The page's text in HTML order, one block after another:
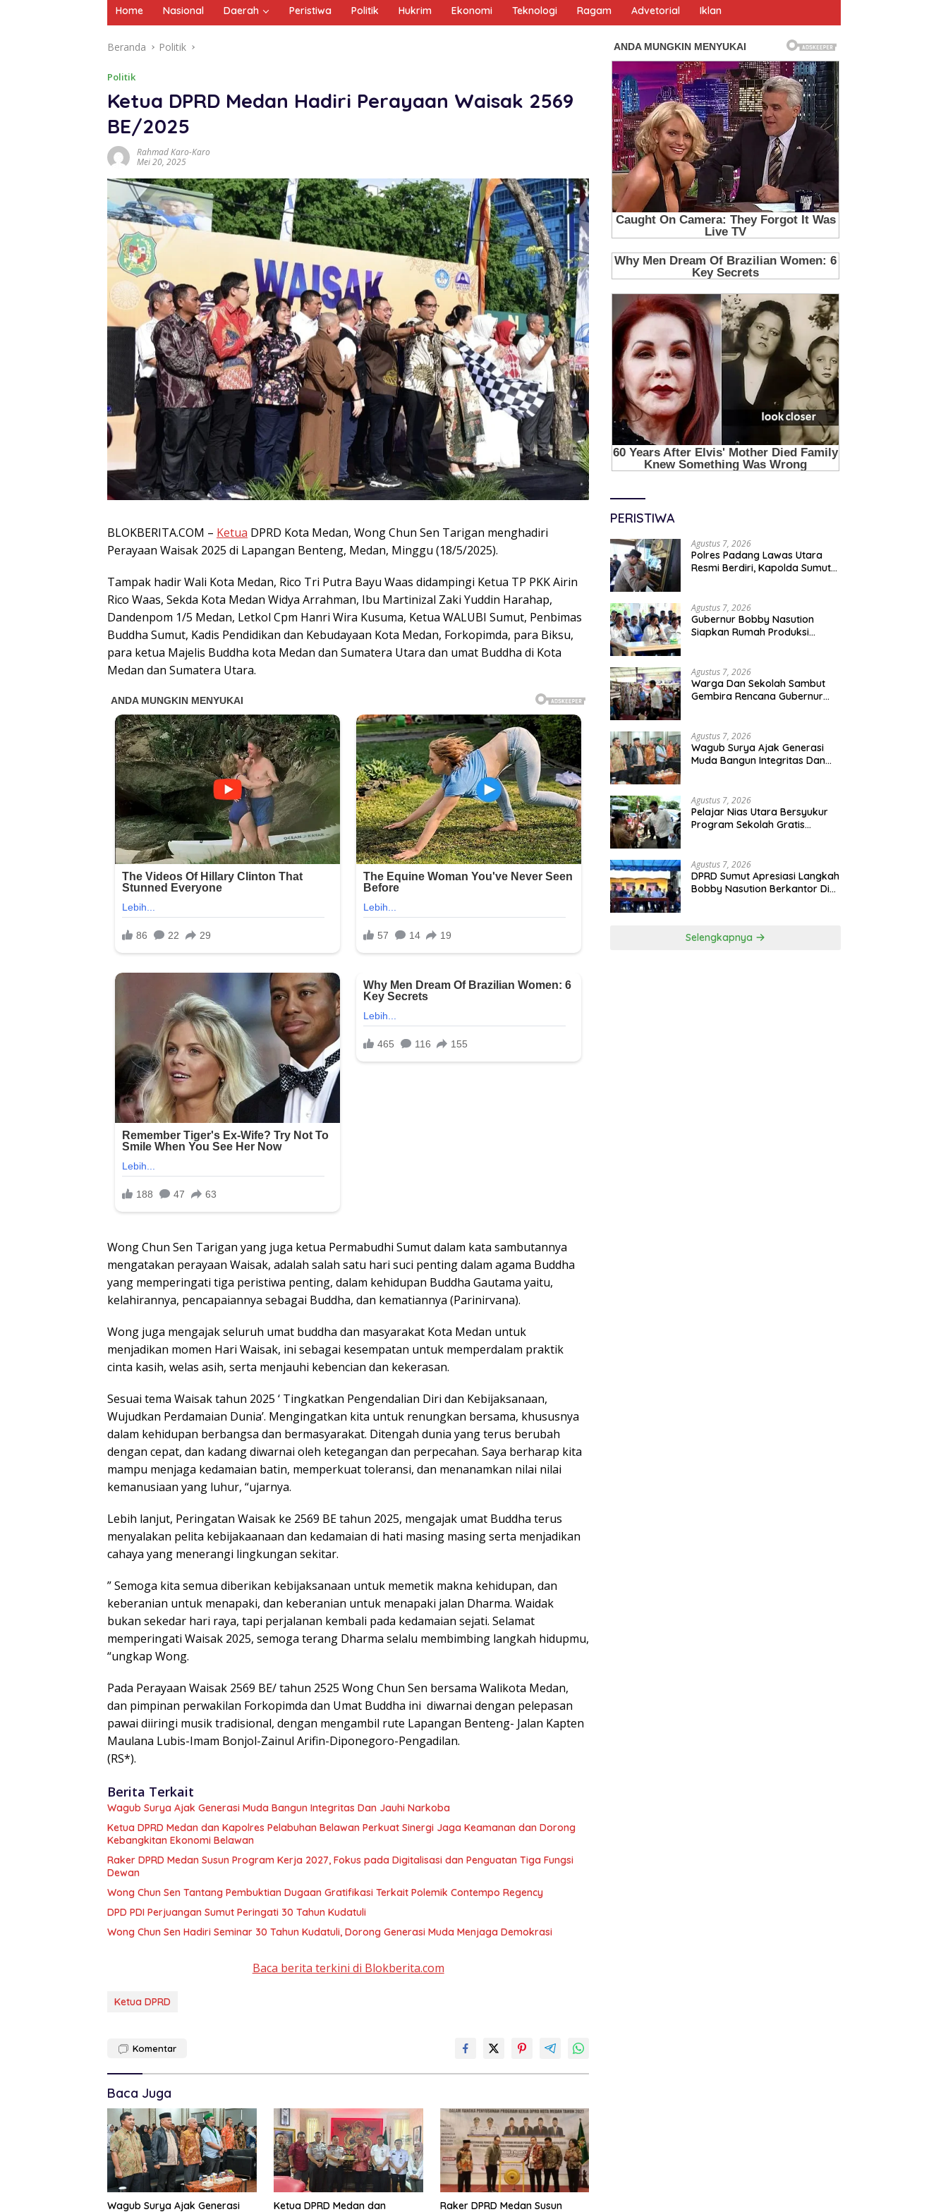
Home Nasional Daerah Peristiwa Politik Hukrim Ekonomi Teknologi Ragam Advetorial Iklan
Beranda Politik
Politik
Ketua DPRD Medan Hadiri Perayaan Waisak 2569
BE/2025
Rahmad Karo-Karo
Mei 20, 2025
BLOKBERITA.COM – Ketua DPRD Kota Medan, Wong Chun Sen Tarigan menghadiri
Perayaan Waisak 2025 di Lapangan Benteng, Medan, Minggu (18/5/2025).
Tampak hadir Wali Kota Medan, Rico Tri Putra Bayu Waas didampingi Ketua TP PKK Airin
Rico Waas, Sekda Kota Medan Widya Arrahman, Ibu Martinizal Zaki Yuddin Harahap,
Dandenpom 1/5 Medan, Letkol Cpm Hanri Wira Kusuma, Ketua WALUBI Sumut, Penbimas
Buddha Sumut, Kadis Pendidikan dan Kebudayaan Kota Medan, Forkopimda, para Biksu,
para ketua Majelis Buddha kota Medan dan Sumatera Utara dan umat Buddha di Kota
Medan dan Sumatera Utara.
Wong Chun Sen Tarigan yang juga ketua Permabudhi Sumut dalam kata sambutannya
mengatakan perayaan Waisak, adalah salah satu hari suci penting dalam agama Buddha
yang memperingati tiga peristiwa penting, dalam kehidupan Buddha Gautama yaitu,
kelahirannya, pencapaiannya sebagai Buddha, dan kematiannya (Parinirvana).
Wong juga mengajak seluruh umat buddha dan masyarakat Kota Medan untuk
menjadikan momen Hari Waisak, ini sebagai kesempatan untuk memperdalam praktik
cinta kasih, welas asih, serta menjauhi kebencian dan kekerasan.
Sesuai tema Waisak tahun 2025 ‘ Tingkatkan Pengendalian Diri dan Kebijaksanaan,
Wujudkan Perdamaian Dunia’. Mengingatkan kita untuk renungkan bersama, khususnya
dalam kehidupan berbangsa dan bermasyarakat. Ditengah dunia yang terus berubah
dengan cepat, dan kadang diwarnai oleh ketegangan dan perpecahan. Saya berharap kita
mampu menjaga kedamaian batin, memperkuat toleransi, dan menanamkan nilai nilai
kemanusiaan yang luhur, “ujarnya.
Lebih lanjut, Peringatan Waisak ke 2569 BE tahun 2025, mengajak umat Buddha terus
menyalakan pelita kebijakaanaan dan kedamaian di hati masing masing serta menjadikan
cahaya yang menerangi lingkungan sekitar.
” Semoga kita semua diberikan kebijaksanaan untuk memetik makna kehidupan, dan
keberanian untuk menapaki, dan keberanian untuk menapaki jalan Dharma. Waidak
bukan sekedar hari raya, tapi perjalanan kembali pada kedamaian sejati. Selamat
memperingati Waisak 2025, semoga terang Dharma selalu membimbing langkah hidupmu,
“ungkap Wong.
Pada Perayaan Waisak 2569 BE/ tahun 2525 Wong Chun Sen bersama Walikota Medan,
dan pimpinan perwakilan Forkopimda dan Umat Buddha ini diwarnai dengan pelepasan
pawai diiringi musik tradisional, dengan mengambil rute Lapangan Benteng- Jalan Kapten
Maulana Lubis-Imam Bonjol-Zainul Arifin-Diponegoro-Pengadilan.
(RS*).
Berita Terkait
Wagub Surya Ajak Generasi Muda Bangun Integritas Dan Jauhi Narkoba
Ketua DPRD Medan dan Kapolres Pelabuhan Belawan Perkuat Sinergi Jaga Keamanan dan Dorong
Kebangkitan Ekonomi Belawan
Raker DPRD Medan Susun Program Kerja 2027, Fokus pada Digitalisasi dan Penguatan Tiga Fungsi
Dewan
Wong Chun Sen Tantang Pembuktian Dugaan Gratifikasi Terkait Polemik Contempo Regency
DPD PDI Perjuangan Sumut Peringati 30 Tahun Kudatuli
Wong Chun Sen Hadiri Seminar 30 Tahun Kudatuli, Dorong Generasi Muda Menjaga Demokrasi
Baca berita terkini di Blokberita.com
Ketua DPRD
Komentar
Baca Juga
Wagub Surya Ajak Generasi Ketua DPRD Medan dan Raker DPRD Medan Susun
PERISTIWA
Agustus 7, 2026
Polres Padang Lawas Utara
Resmi Berdiri, Kapolda Sumut
Agustus 7, 2026
Gubernur Bobby Nasution
Siapkan Rumah Produksi
Agustus 7, 2026
Warga Dan Sekolah Sambut
Gembira Rencana Gubernur
Agustus 7, 2026
Wagub Surya Ajak Generasi
Muda Bangun Integritas Dan
Agustus 7, 2026
Pelajar Nias Utara Bersyukur
Program Sekolah Gratis
Agustus 7, 2026
DPRD Sumut Apresiasi Langkah
Bobby Nasution Berkantor Di
Selengkapnya